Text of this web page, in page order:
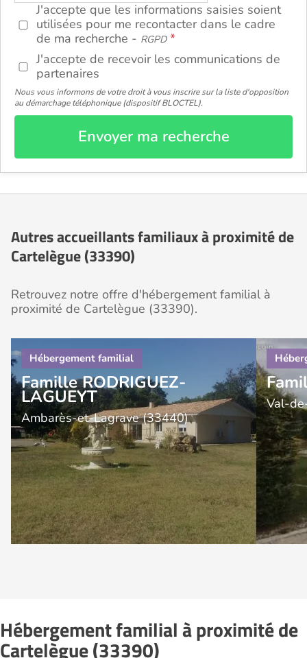
J'accepte que les informations saisies soient
utilisées pour me recontacter dans le cadre
de ma recherche - RGPD
J'accepte de recevoir les communications de
partenaires
Nous vous informons de votre droit à vous inscrire sur la liste d'opposition
au démarchage téléphonique (dispositif BLOCTEL).
Envoyer ma recherche
Autres accueillants familiaux à proximité de
Cartelègue (33390)
Retrouvez notre offre d'hébergement familial à
proximité de Cartelègue (33390).
Famille RODRIGUEZ-
LAGUEYT
Ambarès-et-Lagrave (33440)
Val-
Hébergement familial à proximité de
Cartelègue (33390)